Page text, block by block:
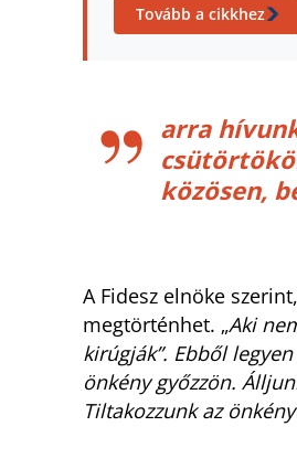
Tovább a cikkhez
arra
közösen,
A Fidesz elnöke
megtörténhet. „Aki
kirúgják”. Ebből legyen
önkény győzzön.
Tiltakozzunk az